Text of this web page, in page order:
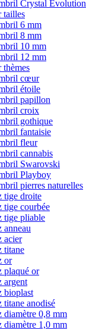
Crystal Evolution
tailles
6 mm
8 mm
10 mm
12 mm
cœur
étoile
papillon
croix
gothique
fantaisie
fleur
cannabis
Swarovski
Playboy
pierres naturelles
tige droite
tige courbée
tige pliable
anneau
acier
titane
or
plaqué or
argent
bioplast
titane anodisé
diamètre 0,8 mm
diamètre 1,0 mm